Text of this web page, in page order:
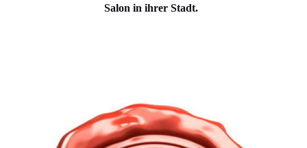
Salon in ihrer Stadt.